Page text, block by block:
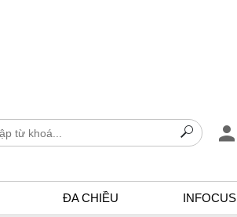
ĐA CHIỀU INFOCUS